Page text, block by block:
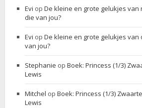
Evi op De kleine en grote gelukjes van
die van jou?
Evi op De kleine en grote gelukjes van
van jou?
Stephanie op Boek: Princess (1/3)
Lewis
Mitchel op Boek: Princess (1/3)
Lewis